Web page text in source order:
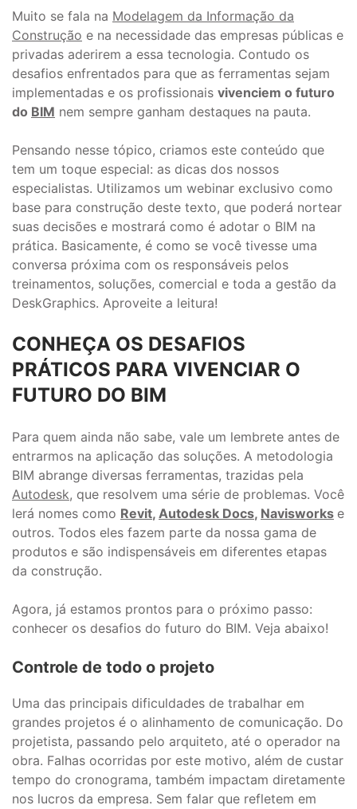
Muito se fala na Modelagem da Informação da
Construção e na necessidade das empresas públicas e
privadas aderirem a essa tecnologia. Contudo os
desafios enfrentados para que as ferramentas sejam
implementadas e os profissionais vivenciem o futuro
do BIM nem sempre ganham destaques na pauta.
Pensando nesse tópico, criamos este conteúdo que
tem um toque especial: as dicas dos nossos
especialistas. Utilizamos um webinar exclusivo como
base para construção deste texto, que poderá nortear
suas decisões e mostrará como é adotar o BIM na
prática. Basicamente, é como se você tivesse uma
conversa próxima com os responsáveis pelos
treinamentos, soluções, comercial e toda a gestão da
DeskGraphics. Aproveite a leitura!
CONHEÇA OS DESAFIOS
PRÁTICOS PARA VIVENCIAR O
FUTURO DO BIM
Para quem ainda não sabe, vale um lembrete antes de
entrarmos na aplicação das soluções. A metodologia
BIM abrange diversas ferramentas, trazidas pela
Autodesk, que resolvem uma série de problemas. Você
lerá nomes como Revit, Autodesk Docs, Navisworks e
outros. Todos eles fazem parte da nossa gama de
produtos e são indispensáveis em diferentes etapas
da construção.
Agora, já estamos prontos para o próximo passo:
conhecer os desafios do futuro do BIM. Veja abaixo!
Controle de todo o projeto
Uma das principais dificuldades de trabalhar em
grandes projetos é o alinhamento de comunicação. Do
projetista, passando pelo arquiteto, até o operador na
obra. Falhas ocorridas por este motivo, além de custar
tempo do cronograma, também impactam diretamente
nos lucros da empresa. Sem falar que refletem em